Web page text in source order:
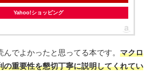
Yahoo!ショッピング
んでよかったと思ってる本です。 マクロ
の重要性を懇切丁寧に説明してくれてい